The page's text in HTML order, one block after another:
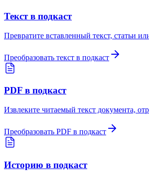
Текст в подкаст
Превратите вставленный текст, статьи
Преобразовать текст в подкаст
PDF в подкаст
Извлеките читаемый текст документа,
Преобразовать PDF в подкаст
Историю в подкаст